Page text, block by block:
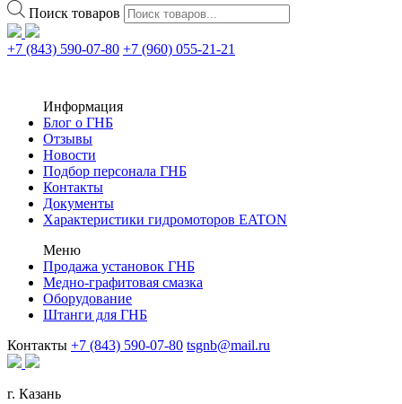
Поиск товаров
+7 (843) 590-07-80 +7 (960) 055-21-21
Информация
Блог о ГНБ
Отзывы
Новости
Подбор персонала ГНБ
Контакты
Документы
Характеристики гидромоторов EATON
Меню
Продажа установок ГНБ
Медно-графитовая смазка
Оборудование
Штанги для ГНБ
Контакты +7 (843) 590-07-80 tsgnb@mail.ru
г. Казань